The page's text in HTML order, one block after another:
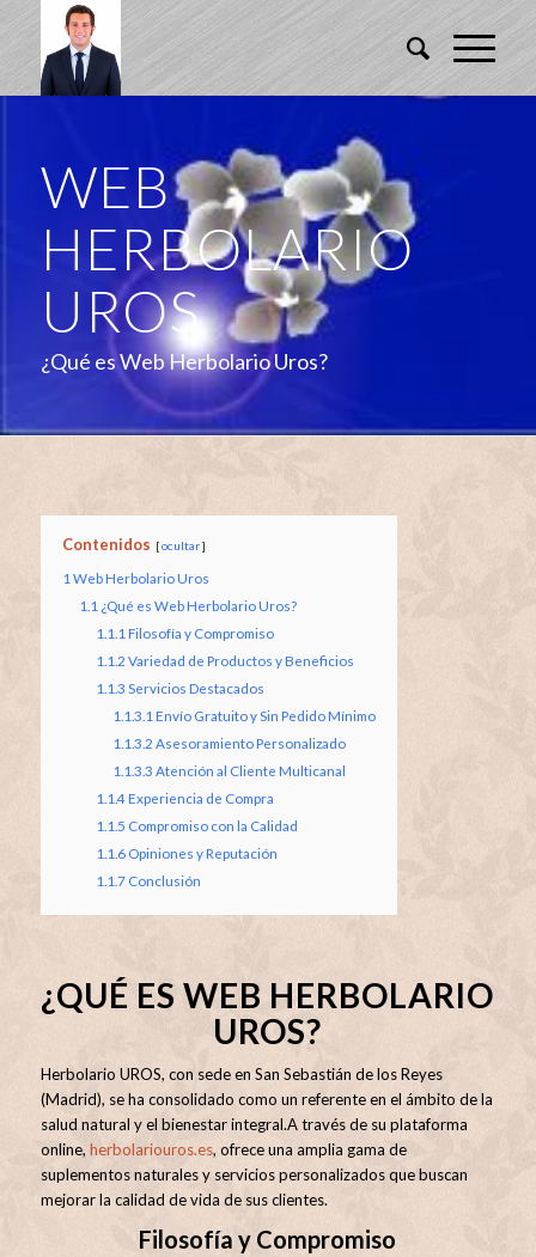
WEB
HERBOLARIO
UROS
¿Qué es Web Herbolario Uros?
Contenidos ocultar
1 Web Herbolario Uros
1.1 ¿Qué es Web Herbolario Uros?
1.1.1 Filosofía y Compromiso
1.1.2 Variedad de Productos y Beneficios
1.1.3 Servicios Destacados
1.1.3.1 Envío Gratuito y Sin Pedido Mínimo
1.1.3.2 Asesoramiento Personalizado
1.1.3.3 Atención al Cliente Multicanal
1.1.4Experiencia de Compra
1.1.5 Compromiso con la Calidad
1.1.6 Opiniones y Reputación
1.1.7 Conclusión
¿QUÉ ES WEB HERBOLARIO
UROS?
Herbolario UROS, con sede en San Sebastián de los Reyes
(Madrid), se ha consolidado como un referente en el ámbito de la
salud natural y el bienestar integral.A través de su plataforma
online, herbolariouros.es, ofrece una amplia gama de
suplementos naturales y servicios personalizados que buscan
mejorar la calidad de vida de sus clientes.
Filosofía y Compromiso